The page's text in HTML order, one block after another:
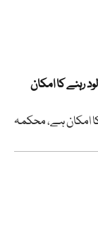
رہنے کا امکان
امکان ہے، محکمہ